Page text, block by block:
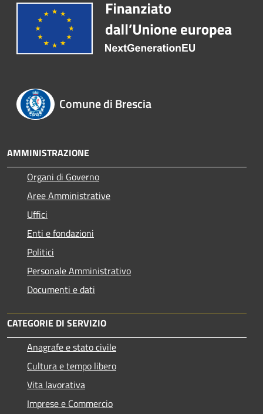
Comune di Brescia
AMMINISTRAZIONE
Organi di Governo
Aree Amministrative
Uffici
Enti e fondazioni
Politici
Personale Amministrativo
Documenti e dati
CATEGORIE DI SERVIZIO
Anagrafe e stato civile
Cultura e tempo libero
Vita lavorativa
Imprese e Commercio